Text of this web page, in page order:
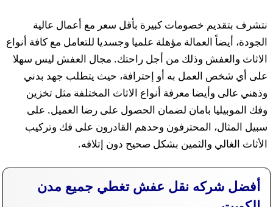
نتشرف بتقديم خصومات كبيرة بأقل سعر مع أعمال عالية
الجودة، أيضاً العمالة مؤهلة علميا وجسديا للتعامل مع كافة أنواع
الاثاث والعفش وذلك من أجل راحتك. مجال العفش ليس سهلا
على أي شخص العمل به أو إحترافة، حيث يتطلب جهد بدني
وذهني عالى وأيضا معرفة أنواع الاثاث المختلفة مثل تخزين
وفك الموبيليا بامان لضمان الحصول على رضا العميل. على
سبيل المثال، المحترفون وحدهم القادرون على فك وتركيب
الأثاث الغالي والثمين بشكل صحيح دون إتلافه.
أفضل شركه نقل عفش تغطي جميع مدن